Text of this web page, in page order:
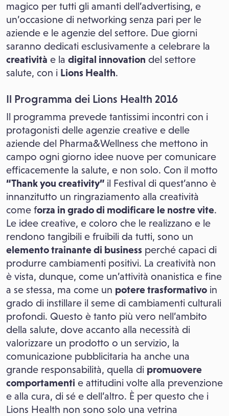
magico per tutti gli amanti dell’advertising, e
un’occasione di networking senza pari per le
aziende e le agenzie del settore. Due giorni
saranno dedicati esclusivamente a celebrare la
creatività e la digital innovation del settore
salute, con i Lions Health.
Il Programma dei Lions Health 2016
Il programma prevede tantissimi incontri con i
protagonisti delle agenzie creative e delle
aziende del Pharma&Wellness che mettono in
campo ogni giorno idee nuove per comunicare
efficacemente la salute, e non solo. Con il motto
“Thank you creativity” il Festival di quest’anno è
innanzitutto un ringraziamento alla creatività
come forza in grado di modificare le nostre vite.
Le idee creative, e coloro che le realizzano e le
rendono tangibili e fruibili da tutti, sono un
elemento trainante di business perché capaci di
produrre cambiamenti positivi. La creatività non
è vista, dunque, come un’attività onanistica e fine
a se stessa, ma come un potere trasformativo in
grado di instillare il seme di cambiamenti culturali
profondi. Questo è tanto più vero nell’ambito
della salute, dove accanto alla necessità di
valorizzare un prodotto o un servizio, la
comunicazione pubblicitaria ha anche una
grande responsabilità, quella di promuovere
comportamenti e attitudini volte alla prevenzione
e alla cura, di sé e dell’altro. È per questo che i
Lions Health non sono solo una vetrina